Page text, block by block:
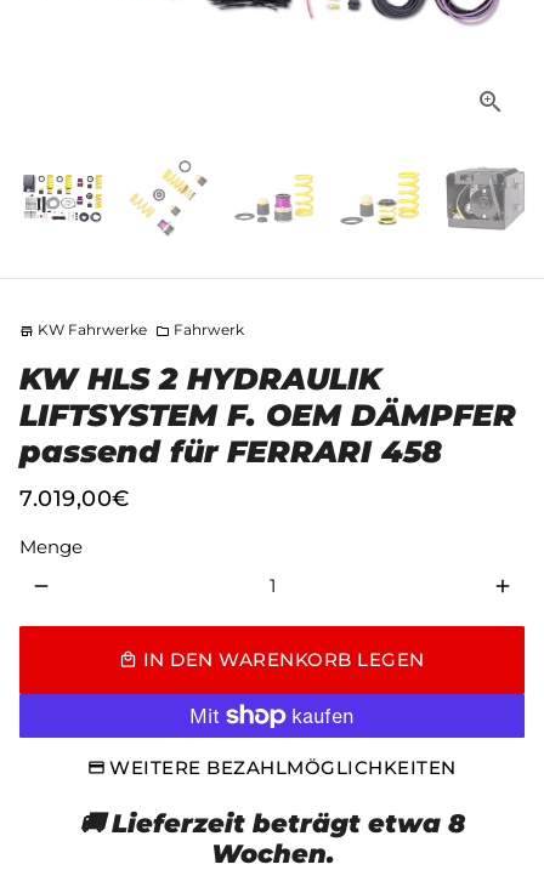
store KW Fahrwerke folder Fahrwerk
KW HLS 2 HYDRAULIK
LIFTSYSTEM F. OEM DÄMPFER
passend für FERRARI 458
7.019,00€
Menge
remove add
local_mall IN DEN WARENKORB LEGEN
WEITERE BEZAHLMÖGLICHKEITEN
🚚 Lieferzeit beträgt etwa 8
Wochen.